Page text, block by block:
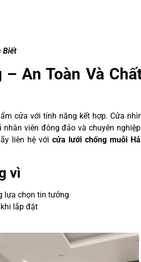
Biết
An Toàn Và
cửa với tính năng kết hợp. Cửa
viên đông đảo và chuyên
liên hệ vớicửa lưới chống muỗi
vì
lựa chọn tin tưởng
lắp đặt